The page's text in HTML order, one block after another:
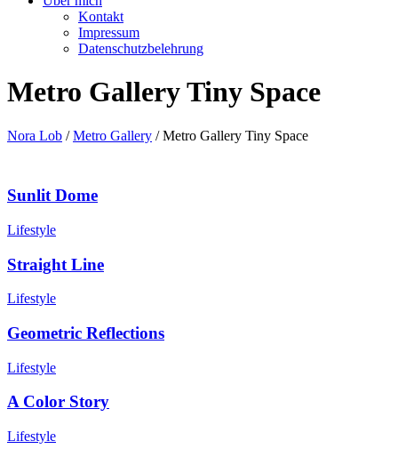
Kontakt
Impressum
Datenschutzbelehrung
Metro Gallery Tiny Space
Nora Lob /Metro Gallery /Metro Gallery Tiny Space
Sunlit Dome
Lifestyle
Straight Line
Lifestyle
Geometric Reflections
Lifestyle
A Color Story
Lifestyle